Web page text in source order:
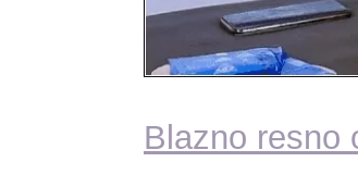
Blazno resno